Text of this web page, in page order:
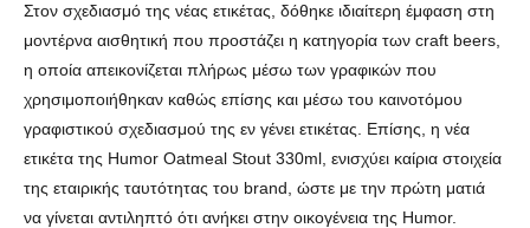
Στον σχεδιασμό της νέας ετικέτας, δόθηκε ιδιαίτερη έμφαση στη
μοντέρνα αισθητική που προστάζει η κατηγορία των craft beers,
η οποία απεικονίζεται πλήρως μέσω των γραφικών που
χρησιμοποιήθηκαν καθώς επίσης και μέσω του καινοτόμου
γραφιστικού σχεδιασμού της εν γένει ετικέτας. Επίσης, η νέα
ετικέτα της Humor Oatmeal Stout 330ml, ενισχύει καίρια στοιχεία
της εταιρικής ταυτότητας του brand, ώστε με την πρώτη ματιά
να γίνεται αντιληπτό ότι ανήκει στην οικογένεια της Humor.